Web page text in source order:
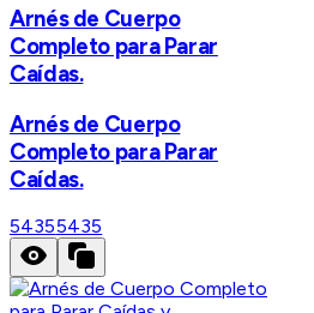
Arnés de Cuerpo
Completo para Parar
Caídas.
Arnés de Cuerpo
Completo para Parar
Caídas.
54355435